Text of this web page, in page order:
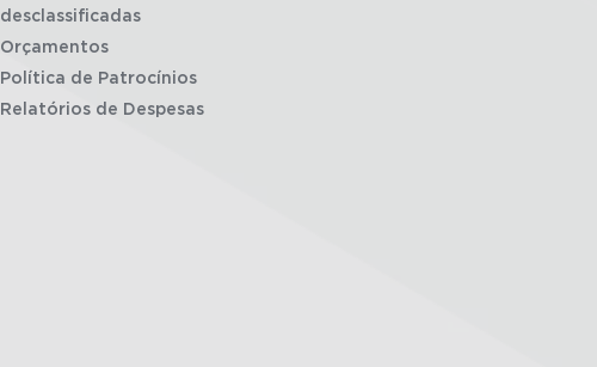
desclassificadas
Orçamentos
Política de Patrocínios
Relatórios de Despesas